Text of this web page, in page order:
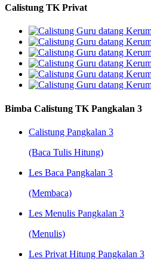
Calistung TK Privat
Bimba Calistung TK Pangkalan 3
Calistung Pangkalan 3
(Baca Tulis Hitung)
Les Baca Pangkalan 3
(Membaca)
Les Menulis Pangkalan 3
(Menulis)
Les Privat Hitung Pangkalan 3